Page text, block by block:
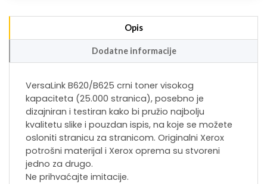
Opis
Dodatne informacije
VersaLink B620/B625 crni toner visokog
kapaciteta (25.000 stranica), posebno je
dizajniran i testiran kako bi pružio najbolju
kvalitetu slike i pouzdan ispis, na koje se možete
osloniti stranicu za stranicom. Originalni Xerox
potrošni materijal i Xerox oprema su stvoreni
jedno za drugo.
Ne prihvaćajte imitacije.